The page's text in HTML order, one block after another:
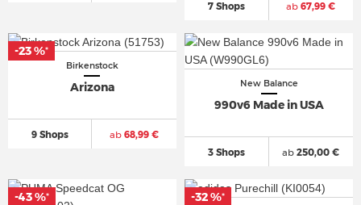
7 Shops ab 67,99 €
Birkenstock
Arizona
9 Shops ab68,99 €
-23 %*
New Balance
990v6 Made in USA
3 Shops ab 250,00 €
-43 %* -32 %*